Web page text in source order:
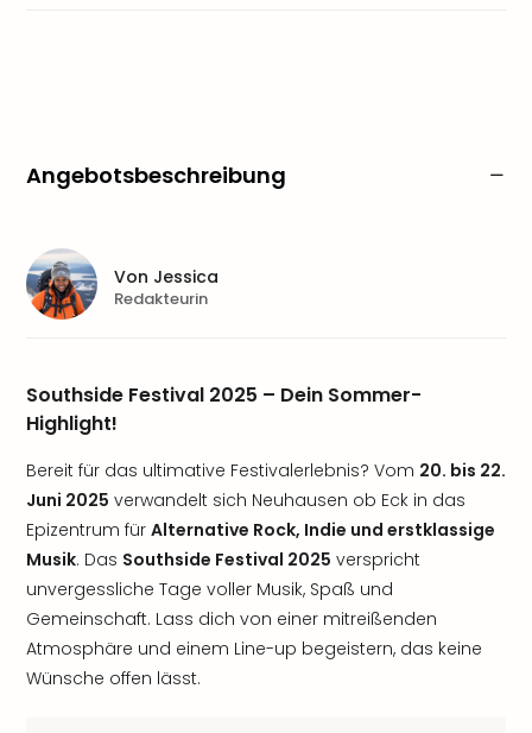
Angebotsbeschreibung
Southside Festival 2025 – Dein Sommer-
Highlight!
Bereit für das ultimative Festivalerlebnis? Vom 20. bis 22.
Juni 2025 verwandelt sich Neuhausen ob Eck in das
Epizentrum für Alternative Rock, Indie und erstklassige
Musik. Das Southside Festival 2025 verspricht
unvergessliche Tage voller Musik, Spaß und
Gemeinschaft. Lass dich von einer mitreißenden
Atmosphäre und einem Line-up begeistern, das keine
Wünsche offen lässt.
Von Jessica
Redakteurin